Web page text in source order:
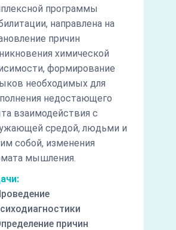
программы
направлена на
причин
химической
формирование
необходимых для
недостающего
взаимодействия с
средой, людьми и
собой, изменения
мышления.
причин